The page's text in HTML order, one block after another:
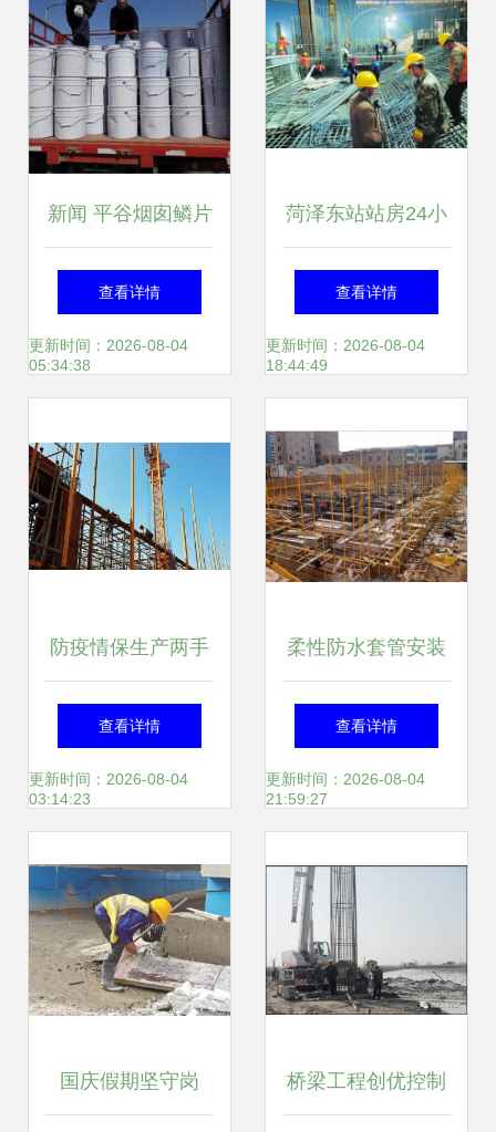
新闻 平谷烟囱鳞片
胶泥防腐施工费多
少钱 廊坊义浩防腐
查看详情
更新时间：2026-08-04
05:34:38
菏泽东站站房24小
时不间断施工 11月
底将实现混凝土主
查看详情
更新时间：2026-08-04
18:44:49
防疫情保生产两手
硬 福州现代物流城
跑出建设招商“加速
查看详情
更新时间：2026-08-04
03:14:23
柔性防水套管安装
工程施工管理规定
查看详情
更新时间：2026-08-04
21:59:27
国庆假期坚守岗 桥梁工程创优控制